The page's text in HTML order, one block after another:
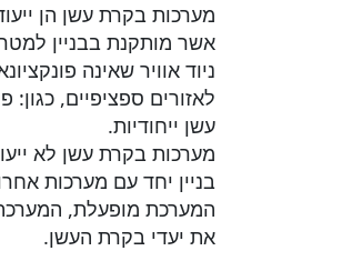
מערכות בקרת עשן הן
אשר מותקנת בבניין
ניוד אוויר שאינה
לאזורים ספציפיים,
עשן ייחודיות.
מערכות בקרת עשן לא
המערכת מופעלת,
את יעדי בקרת העשן.